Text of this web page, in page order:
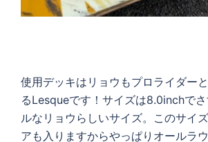
使用デッキはリョウもプロライダー
るLesqueです！サイズは8.0inchで
ルなリョウらしいサイズ。このサイ
アも入りますからやっぱりオールラ